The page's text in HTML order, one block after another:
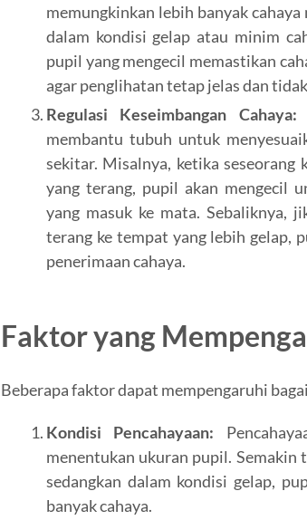
memungkinkan lebih banyak
dalam kondisi gelap atau minim
pupil yang mengecil memastikan
agar penglihatan tetap jelas dan
Regulasi Keseimbangan Cahaya:
membantu tubuh untuk
sekitar. Misalnya, ketika seseorang
yang terang, pupil akan mengecil
yang masuk ke mata. Sebaliknya,
terang ke tempat yang lebih gelap,
penerimaan cahaya.
Faktor yang
Beberapa faktor dapat mempengaruhi
Kondisi Pencahayaan:
menentukan ukuran pupil. Semakin
sedangkan dalam kondisi gelap,
banyak cahaya.